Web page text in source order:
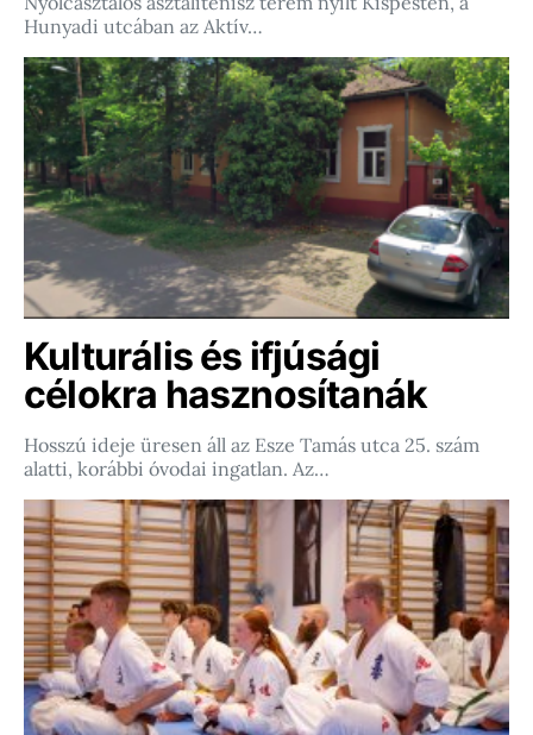
Hunyadi utcában az Aktív…
Kulturális és ifjúsági
célokra hasznosítanák
Hosszú ideje üresen áll az Esze Tamás utca 25. szám
alatti, korábbi óvodai ingatlan. Az…